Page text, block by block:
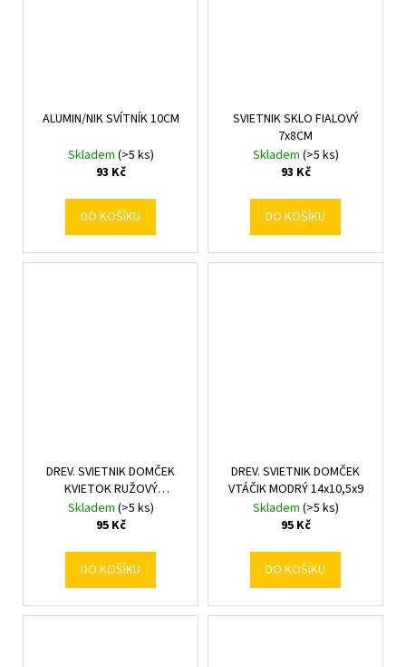
ALUMIN/NIK SVÍTNÍK 10CM
Skladem (>5 ks)
93 Kč
DO KOŠÍKU
SVIETNIK SKLO FIALOVÝ
7x8CM
Skladem (>5 ks)
93 Kč
DO KOŠÍKU
DREV. SVIETNIK DOMČEK
KVIETOK RUŽOVÝ
14x10,5x9
Skladem (>5 ks)
95 Kč
DO KOŠÍKU
DREV. SVIETNIK DOMČEK
VTÁČIK MODRÝ 14x10,5x9
Skladem (>5 ks)
95 Kč
DO KOŠÍKU